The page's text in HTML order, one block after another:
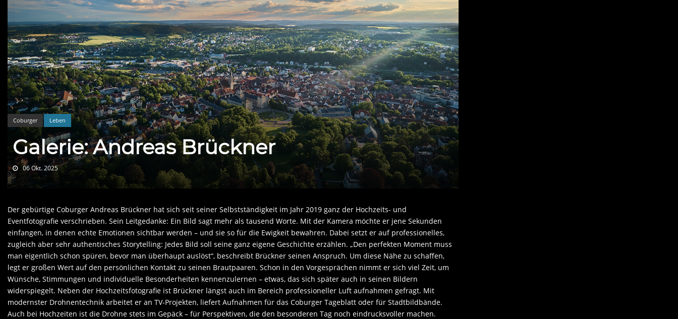
Coburger Leben
Galerie: Andreas Brückner
06 Okt. 2025
Der gebürtige Coburger Andreas Brückner hat sich seit seiner Selbstständigkeit im Jahr 2019 ganz der Hochzeits- und
Eventfotografie verschrieben. Sein Leitgedanke: Ein Bild sagt mehr als tausend Worte. Mit der Kamera möchte er jene Sekunden
einfangen, in denen echte Emotionen sichtbar werden – und sie so für die Ewigkeit bewahren. Dabei setzt er auf professionelles,
zugleich aber sehr authentisches Storytelling: Jedes Bild soll seine ganz eigene Geschichte erzählen. „Den perfekten Moment muss
man eigentlich schon spüren, bevor man überhaupt auslöst“, beschreibt Brückner seinen Anspruch. Um diese Nähe zu schaffen,
legt er großen Wert auf den persönlichen Kontakt zu seinen Brautpaaren. Schon in den Vorgesprächen nimmt er sich viel Zeit, um
Wünsche, Stimmungen und individuelle Besonderheiten kennenzulernen – etwas, das sich später auch in seinen Bildern
widerspiegelt. Neben der Hochzeitsfotografie ist Brückner längst auch im Bereich professioneller Luft aufnahmen gefragt. Mit
modernster Drohnentechnik arbeitet er an TV-Projekten, liefert Aufnahmen für das Coburger Tageblatt oder für Stadtbildbände.
Auch bei Hochzeiten ist die Drohne stets im Gepäck – für Perspektiven, die den besonderen Tag noch eindrucksvoller machen.